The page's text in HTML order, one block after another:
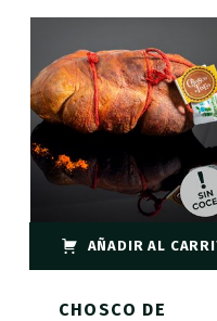
AÑADIR AL
CHOSCO DE